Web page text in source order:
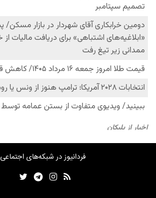
فردانیوز در شبکه‌های اجتماعی